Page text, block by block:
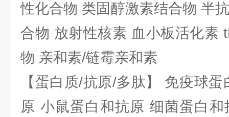
性化合物 类固醇激素结合物 半
合物 放射性核素 血小板活化素
物 亲和素/链霉亲和素
【蛋白质/抗原/多肽】 免疫球
原 小鼠蛋白和抗原 细菌蛋白